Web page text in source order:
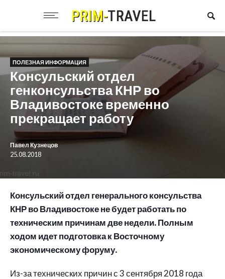
ПОЛЕЗНАЯ ИНФОРМАЦИЯ
Консульский отдел
генконсульства КНР во
Владивостоке временно
прекращает работу
Павел Кузнецов
25.08.2018
Консульский отдел генерального консульства
КНР во Владивостоке не будет работать по
техническим причинам две недели. Полным
ходом идет подготовка к Восточному
экономическому форуму.
Из-за технических причин с 3 сентября 2018 года